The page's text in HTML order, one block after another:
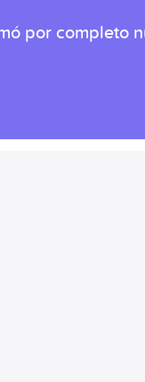
por completo